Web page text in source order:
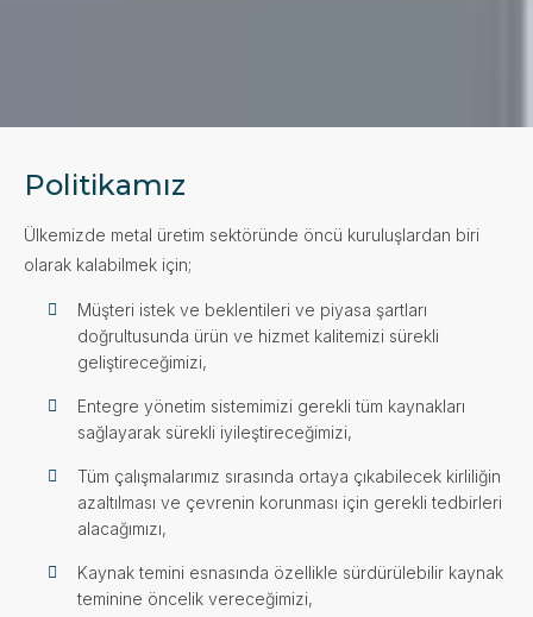
Politikamız
Ülkemizde metal üretim sektöründe öncü kuruluşlardan biri
olarak kalabilmek için;
Müşteri istek ve beklentileri ve piyasa şartları
doğrultusunda ürün ve hizmet kalitemizi sürekli
geliştireceğimizi,
Entegre yönetim sistemimizi gerekli tüm kaynakları
sağlayarak sürekli iyileştireceğimizi,
Tüm çalışmalarımız sırasında ortaya çıkabilecek kirliliğin
azaltılması ve çevrenin korunması için gerekli tedbirleri
alacağımızı,
Kaynak temini esnasında özellikle sürdürülebilir kaynak
teminine öncelik vereceğimizi,